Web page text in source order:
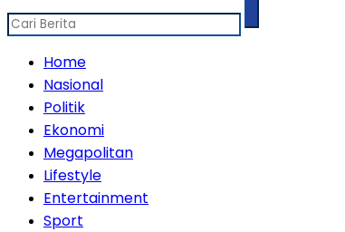
Home
Nasional
Politik
Ekonomi
Megapolitan
Lifestyle
Entertainment
Sport